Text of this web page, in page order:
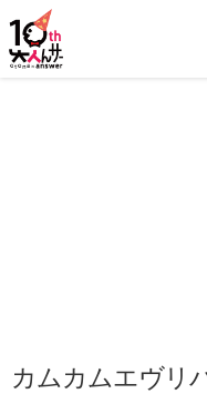
カムカムエヴリ